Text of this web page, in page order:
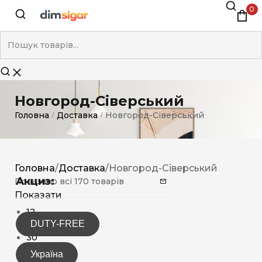
0
Новгород-Сіверський
Головна / Доставка / Новгород-Сіверський
Акциз:
DUTY-FREE
Україна
Головна/Доставка/Новгород-Сіверський
Показано всі 170 товарів
Показати
12
15
30